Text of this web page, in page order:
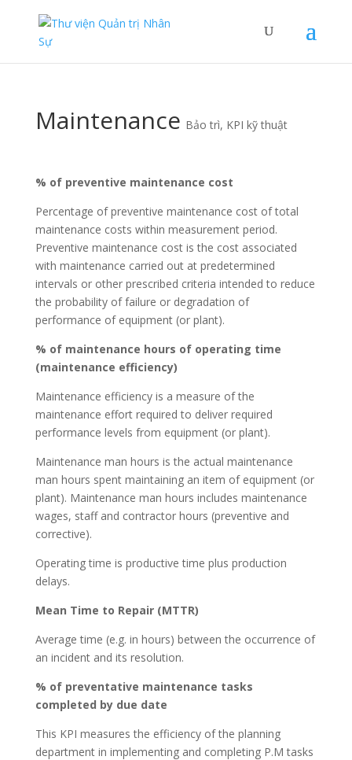
Maintenance Bảo trì, KPI kỹ thuật
% of preventive maintenance cost
Percentage of preventive maintenance cost of total
maintenance costs within measurement period.
Preventive maintenance cost is the cost associated
with maintenance carried out at predetermined
intervals or other prescribed criteria intended to reduce
the probability of failure or degradation of
performance of equipment (or plant).
% of maintenance hours of operating time
(maintenance efficiency)
Maintenance efficiency is a measure of the
maintenance effort required to deliver required
performance levels from equipment (or plant).
Maintenance man hours is the actual maintenance
man hours spent maintaining an item of equipment (or
plant). Maintenance man hours includes maintenance
wages, staff and contractor hours (preventive and
corrective).
Operating time is productive time plus production
delays.
Mean Time to Repair (MTTR)
Average time (e.g. in hours) between the occurrence of
an incident and its resolution.
% of preventative maintenance tasks
completed by due date
This KPI measures the efficiency of the planning
department in implementing and completing P.M tasks